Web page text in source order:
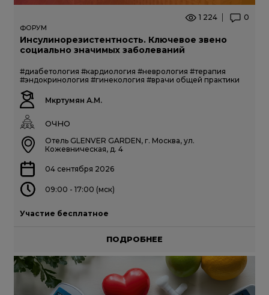
1 224 0
ФОРУМ
Инсулинорезистентность. Ключевое звено
социально значимых заболеваний
#диабетология #кардиология #неврология #терапия
#эндокринология #гинекология #врачи общей практики
Мкртумян А.М.
ОЧНО
Отель GLENVER GARDEN, г. Москва, ул.
Кожевническая, д. 4
04 сентября 2026
09:00 - 17:00 (мск)
Участие бесплатное
ПОДРОБНЕЕ